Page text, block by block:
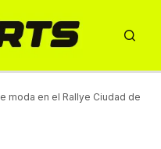
moda en el Rallye Ciudad de